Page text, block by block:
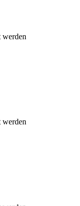
werden
werden